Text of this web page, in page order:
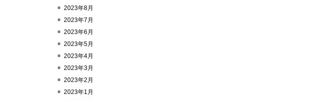
2023年8月
2023年7月
2023年6月
2023年5月
2023年4月
2023年3月
2023年2月
2023年1月